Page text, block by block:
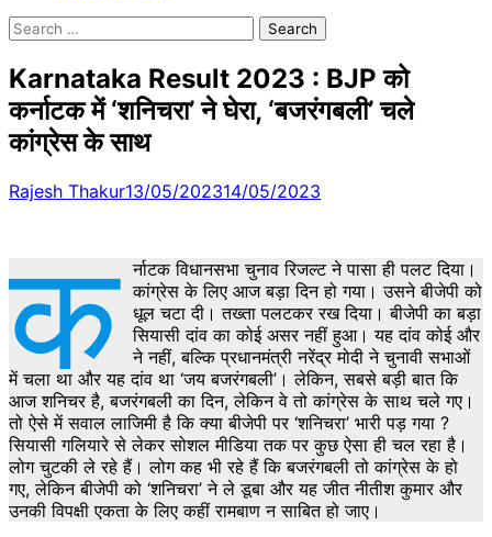
Search
Karnataka Result 2023 : BJP को
कर्नाटक में ‘शनिचरा’ ने घेरा, ‘बजरंगबली’ चले
कांग्रेस के साथ
Rajesh Thakur13/05/202314/05/2023
क
र्नाटक विधानसभा चुनाव रिजल्ट ने पासा ही पलट दिया।
कांग्रेस के लिए आज बड़ा दिन हो गया। उसने बीजेपी को
धूल चटा दी। तख्ता पलटकर रख दिया। बीजेपी का बड़ा
सियासी दांव का कोई असर नहीं हुआ। यह दांव कोई और
ने नहीं, बल्कि प्रधानमंत्री नरेंद्र मोदी ने चुनावी सभाओं
में चला था और यह दांव था ‘जय बजरंगबली’। लेकिन, सबसे बड़ी बात कि
आज शनिचर है, बजरंगबली का दिन, लेकिन वे तो कांग्रेस के साथ चले गए।
तो ऐसे में सवाल लाजिमी है कि क्या बीजेपी पर ‘शनिचरा’ भारी पड़ गया ?
सियासी गलियारे से लेकर सोशल मीडिया तक पर कुछ ऐसा ही चल रहा है।
लोग चुटकी ले रहे हैं। लोग कह भी रहे हैं कि बजरंगबली तो कांग्रेस के हो
गए, लेकिन बीजेपी को ‘शनिचरा’ ने ले डूबा और यह जीत नीतीश कुमार और
उनकी विपक्षी एकता के लिए कहीं रामबाण न साबित हो जाए।